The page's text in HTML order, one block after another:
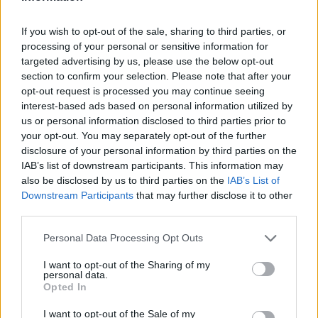
If you wish to opt-out of the sale, sharing to third parties, or
processing of your personal or sensitive information for
targeted advertising by us, please use the below opt-out
section to confirm your selection. Please note that after your
opt-out request is processed you may continue seeing
interest-based ads based on personal information utilized by
us or personal information disclosed to third parties prior to
your opt-out. You may separately opt-out of the further
disclosure of your personal information by third parties on the
IAB’s list of downstream participants. This information may
also be disclosed by us to third parties on the IAB’s List of
Downstream Participants that may further disclose it to other
Personal Data Processing Opt Outs
I want to opt-out of the Sharing of my
personal data.
Opted In
I want to opt-out of the Sale of my
stuffing” hanno purtroppo ancora molto successo”.
Detto questo, tenere traccia di tutte le diverse password uniche
che stai usando può essere frustrante – portando a ricadute nelle
cattive abitudini. La soluzione? I gestori di password.
2.Trova un gestore di password
“Personalmente ho più di 450 password diverse”
, ha ammesso
viene divulgata, non aiuterà un aggressore ad entrare in nessuno dei
miei altri account”.